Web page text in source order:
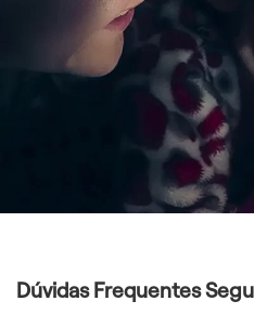
Dúvidas Frequentes